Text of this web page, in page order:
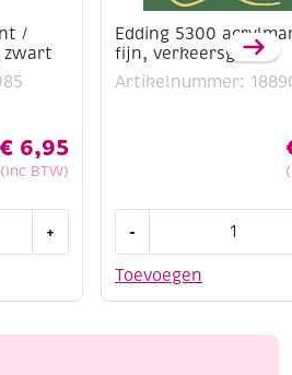
/
zwart
€ 6,95
(Inc BTW)
+
Edding 5300
fijn, verkeersgeel
Artikelnummer:
Toevoegen
-
acrylmarker
aantal